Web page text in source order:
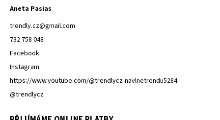
Aneta Pasias
trendly.cz@gmail.com
732 758 048
Facebook
Instagram
https://www.youtube.com/@trendlycz-navlnetrendu5284
@trendlycz